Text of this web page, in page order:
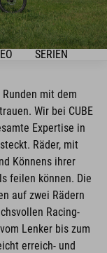
SERIEN
mit dem
Wir bei CUBE
Expertise in
Räder, mit
Könnens ihrer
feilen können. Die
auf zwei Rädern
Racing-
Lenker bis zum
erreich- und